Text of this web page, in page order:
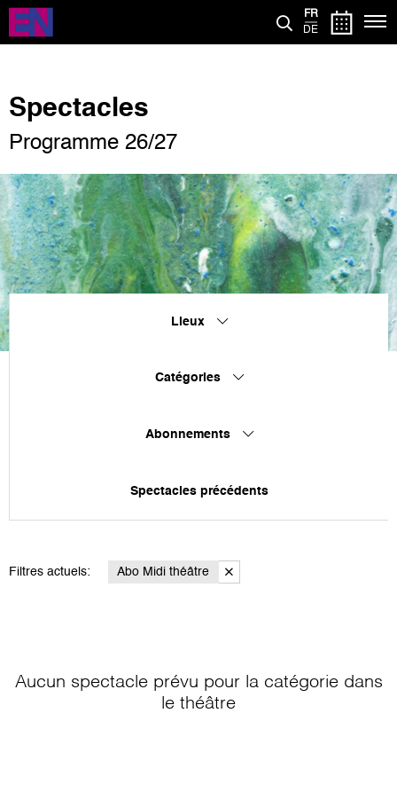
Aller
contenu
FR
DE
Spectacles
Programme 26/27
Lieux
Catégories
Abonnements
Spectacles précédents
Filtres actuels: Abo Midi théâtre
Aucun spectacle prévu pour la catégorie dans
le théâtre